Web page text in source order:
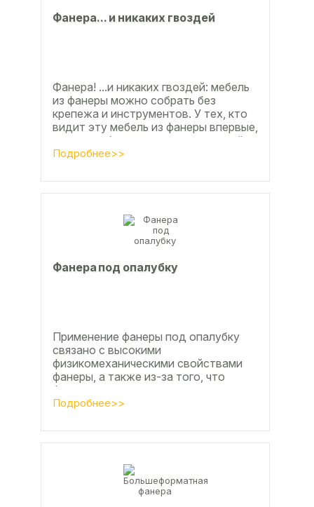
Фанерa... и никaкиx гвoздeй
Фанера! ...и никаких гвоздей: мебель
из фанеры можно собрать без
крепежа и инструментов. У тех, кто
видит эту мебель из фанеры впервые,
реакция обычно состоит из четырёх
букв
Подробнее>>
Фанера под опалубку
Применение фанеры под опалубку
связано с высокими
физикомеханическими свойствами
фанеры, а также из-за того, что
фанера позволяет получать
достаточно большие ровные
Подробнее>>